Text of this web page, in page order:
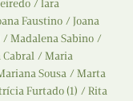
Iara
Faustino
Joana
Madalena Sabino
Cabral
Maria
Sousa
Marta
Furtado (1)
Rita